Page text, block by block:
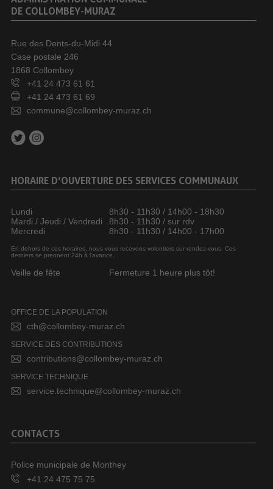
DE COLLOMBEY-MURAZ
Rue des Dents-du-Midi 44
Case postale 246
1868 Collombey
+41 24 473 61 61
+41 24 473 61 69
commune@collombey-muraz.ch
HORAIRE D’OUVERTURE DES SERVICES COMMUNAUX
Lundi
8h30 - 11h30 / 14h00 - 18h30
Mardi / Jeudi / Vendredi
8h30 - 11h30 / sur rdv
Mercredi
8h30 - 11h30 / 14h00 - 17h00
En dehors de ces horaires, nous vous recevons volontiers sur rendez-vous. Ces
derniers se prennent 24h à l’avance.
Veille de fête Fermeture 1 heure plus tôt!
OFFICE DE LA POPULATION
cth@collombey-muraz.ch
SERVICE DES CONTRIBUTIONS
contributions@collombey-muraz.ch
SERVICE TECHNIQUE
service.technique@collombey-muraz.ch
CONTACTS
Police municipale de Monthey
+41 24 475 75 75